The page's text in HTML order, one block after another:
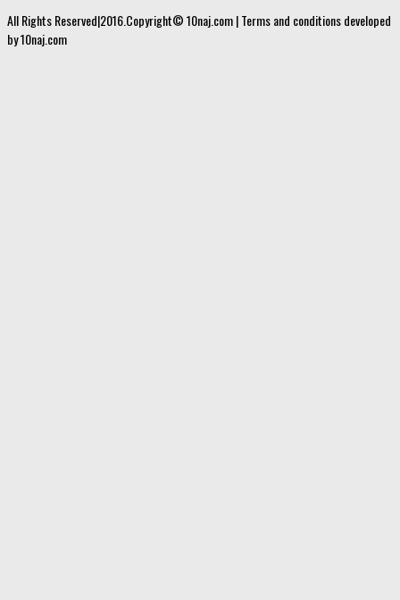
All Rights Reserved|2016.Copyright© 10naj.com | Terms and conditions developed
by 10naj.com